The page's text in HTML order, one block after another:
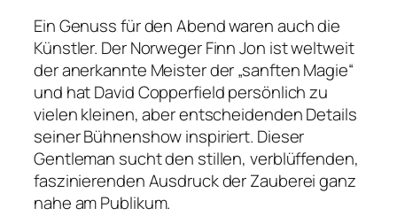
Ein Genuss für den Abend waren auch die
Künstler. Der Norweger Finn Jon ist weltweit
der anerkannte Meister der „sanften Magie“
und hat David Copperfield persönlich zu
vielen kleinen, aber entscheidenden Details
seiner Bühnenshow inspiriert. Dieser
Gentleman sucht den stillen, verblüffenden,
faszinierenden Ausdruck der Zauberei ganz
nahe am Publikum.